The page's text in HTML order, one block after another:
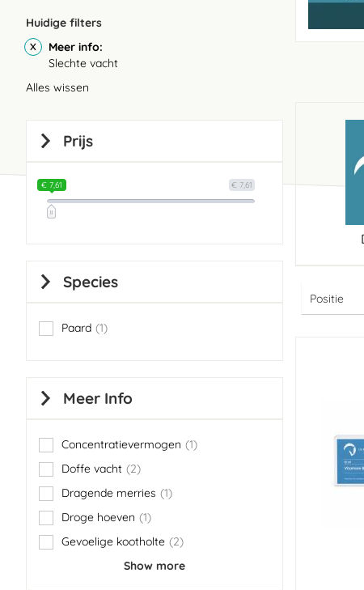
Huidige filters
Meer info
Slechte vacht
Alles wissen
Prijs
€ 7,61
€ 7,61
Species
Paard 1
item
Meer Info
Concentratievermogen 1
item
Doffe vacht
2
items
Dragende merries
1
item
Droge hoeven
1
item
Gevoelige kootholte
2
items
Show more